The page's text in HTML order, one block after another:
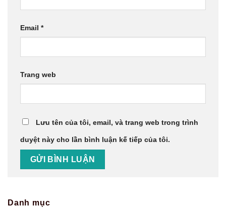
Email *
Trang web
Lưu tên của tôi, email, và trang web trong trình
duyệt này cho lần bình luận kế tiếp của tôi.
Danh mục